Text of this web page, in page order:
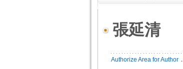
張延清
Authorize Area for Author．